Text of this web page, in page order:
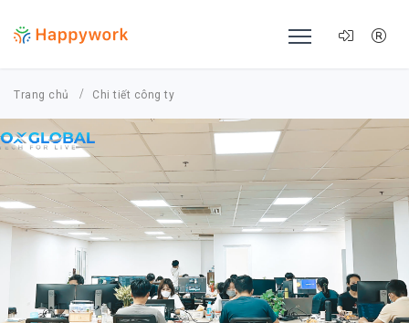
Trang chủ Chi tiết công ty